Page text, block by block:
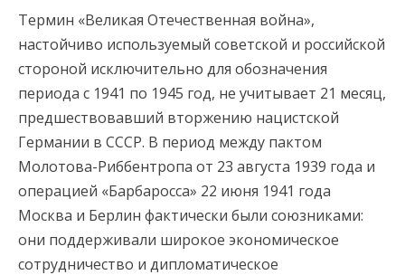
Термин «Великая Отечественная война»,
настойчиво используемый советской и российской
стороной исключительно для обозначения
периода с 1941 по 1945 год, не учитывает 21 месяц,
предшествовавший вторжению нацистской
Германии в СССР. В период между пактом
Молотова-Риббентропа от 23 августа 1939 года и
операцией «Барбаросса» 22 июня 1941 года
Москва и Берлин фактически были союзниками:
они поддерживали широкое экономическое
сотрудничество и дипломатическое